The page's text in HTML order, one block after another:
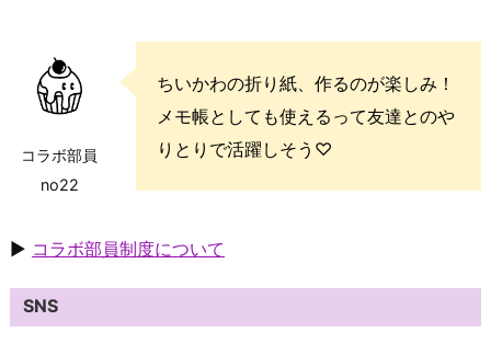
コラボ部員
no22
ちいかわの折り紙、作るのが楽しみ！
メモ帳としても使えるって友達とのや
りとりで活躍しそう♡
▶ コラボ部員制度について
SNS